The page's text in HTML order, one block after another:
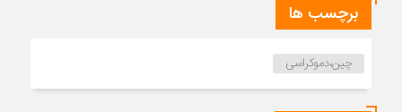
برچسب ها
چین،دموکراسی